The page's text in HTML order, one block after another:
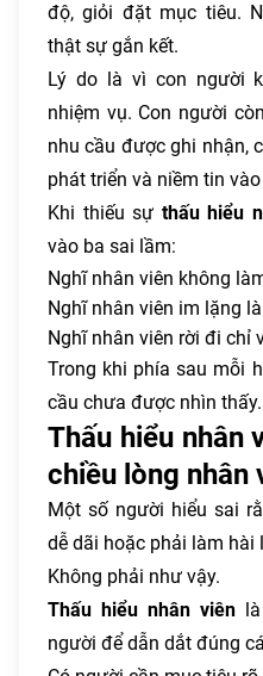
độ, giỏi đặt mục tiêu.
thật sự gắn kết.
Lý do là vì con người
nhiệm vụ. Con người
nhu cầu được ghi nhận,
phát triển và niềm tin
Khi thiếu sự thấu hiểu
vào ba sai lầm:
Nghĩ nhân viên không
Nghĩ nhân viên im lặng
Nghĩ nhân viên rời đi chỉ
Trong khi phía sau mỗi
cầu chưa được nhìn thấy.
Thấu hiểu nhân
chiều lòng nhân
Một số người hiểu sai
dễ dãi hoặc phải làm
Không phải như vậy.
Thấu hiểu nhân viên
người để dẫn dắt đúng